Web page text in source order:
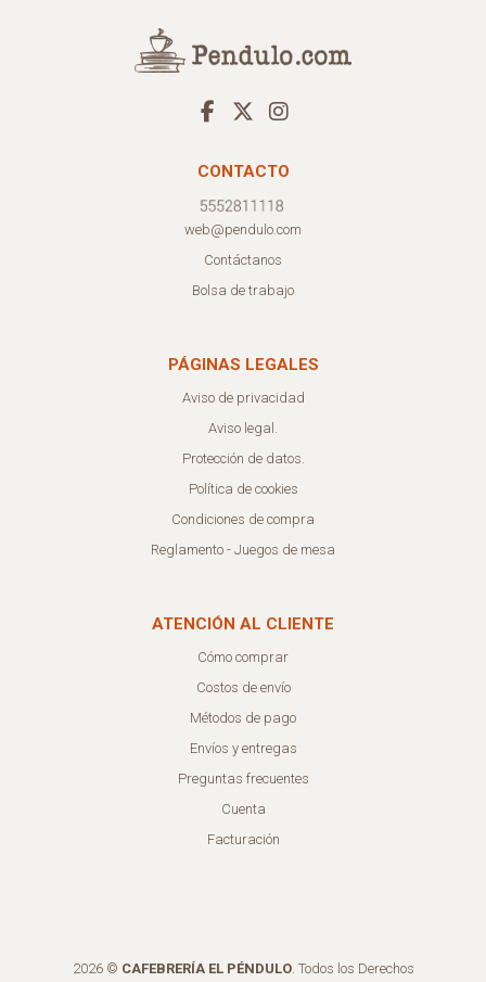
CONTACTO
web@pendulo.com
Contáctanos
Bolsa de trabajo
PÁGINAS LEGALES
Aviso de privacidad
Aviso legal.
Protección de datos.
Política de cookies
Condiciones de compra
Reglamento - Juegos de mesa
ATENCIÓN AL CLIENTE
Cómo comprar
Costos de envío
Métodos de pago
Envíos y entregas
Preguntas frecuentes
Cuenta
Facturación
2026 © CAFEBRERÍA EL PÉNDULO. Todos los Derechos